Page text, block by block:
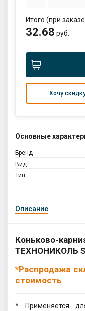
Основные
Бренд
Вид
Тип
Итого (при
32.68 руб.
Хочу
Описание
Коньково-
ТЕХНОНИКОЛЬ
*Распродажа
стоимость
* Применяется